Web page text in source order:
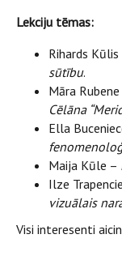
Lekciju tēmas:
Rihards Kūlis
sūtību.
Māra
Cēlāna
Ella
Maija Kūle –
Ilze
vizuālais
Visi interesenti